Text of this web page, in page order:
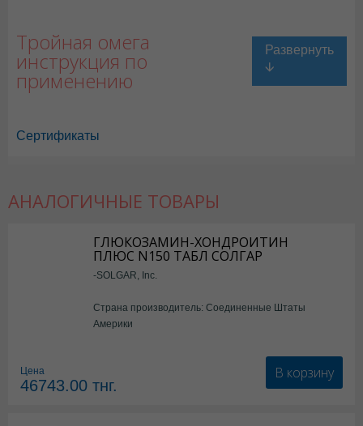
Тройная омега
инструкция по
применению
Сертификаты
АНАЛОГИЧНЫЕ ТОВАРЫ
ГЛЮКОЗАМИН-ХОНДРОИТИН
ПЛЮС N150 ТАБЛ СОЛГАР
-SOLGAR, Inc.
Страна производитель: Соединенные Штаты
Америки
Цена
46743.00 тнг.
В корзину